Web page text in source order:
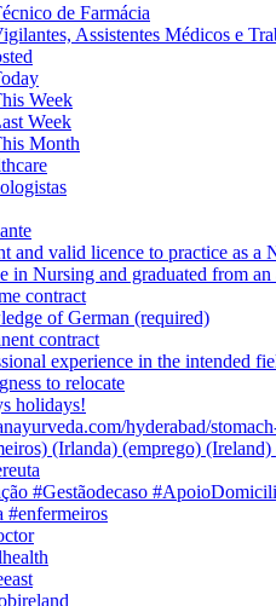
de Farmácia
Assistentes Médicos e
Week
Week
Month
and valid licence to practice as a
in Nursing and graduated from
contract
of German (required)
contract
experience in the intended
to relocate
holidays!
hyderabad/
(Irlanda) (emprego)
#Gestãodecaso
#enfermeiros